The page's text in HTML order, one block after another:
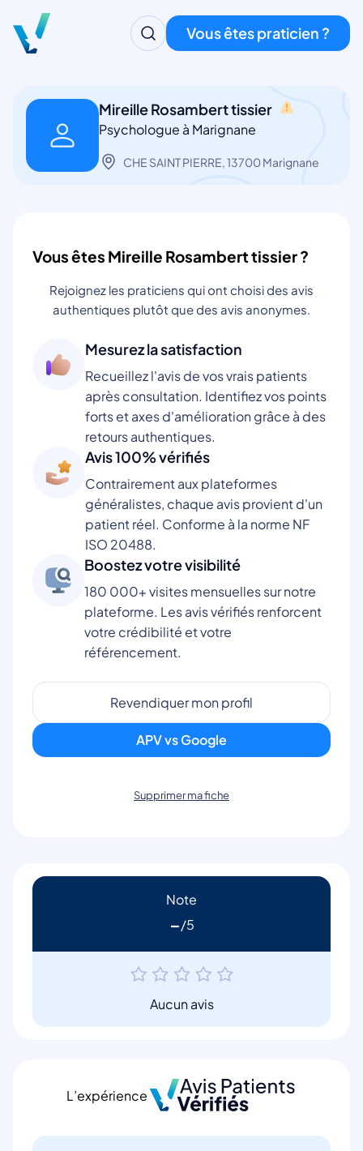
Vous êtes praticien ?
Mireille Rosambert tissier
Psychologue à Marignane
CHE SAINT PIERRE, 13700 Marignane
Vous êtes Mireille Rosambert tissier ?
Rejoignez les praticiens qui ont choisi des avis
authentiques plutôt que des avis anonymes.
Mesurez la satisfaction
Recueillez l'avis de vos vrais patients
après consultation. Identifiez vos points
forts et axes d'amélioration grâce à des
retours authentiques.
Avis 100% vérifiés
Contrairement aux plateformes
généralistes, chaque avis provient d'un
patient réel. Conforme à la norme NF
ISO 20488.
Boostez votre visibilité
180 000+ visites mensuelles sur notre
plateforme. Les avis vérifiés renforcent
votre crédibilité et votre
référencement.
Revendiquer mon profil
APV vs Google
Supprimer ma fiche
Note
-
Aucun avis
L’expérience